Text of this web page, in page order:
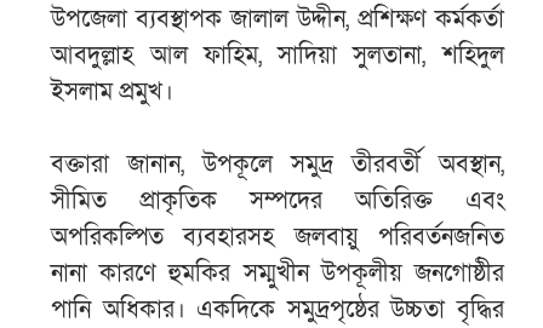
উপজেলা ব্যবস্থাপক জালাল উদ্দীন, প্রশিক্ষণ কর্মকর্তা
আবদুল্লাহ আল ফাহিম, সাদিয়া সুলতানা, শহিদুল
ইসলাম প্রমুখ।
বক্তারা জানান, উপকূলে সমুদ্র তীরবর্তী অবস্থান,
সীমিত প্রাকৃতিক সম্পদের অতিরিক্ত এবং
অপরিকল্পিত ব্যবহারসহ জলবায়ু পরিবর্তনজনিত
নানা কারণে হুমকির সম্মুখীন উপকূলীয় জনগোষ্ঠীর
পানি অধিকার। একদিকে সমুদ্রপৃষ্ঠের উচ্চতা বৃদ্ধির